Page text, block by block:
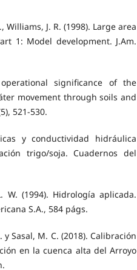
Williams, J. R. (1998). Large area
1: Model development. J.Am.
significance of the
movement through soils and
521-530.
y conductividad hidráulica
trigo/soja. Cuadernos del
W. (1994). Hidrología aplicada.
S.A., 584 págs.
Sasal, M. C. (2018). Calibración
en la cuenca alta del Arroyo